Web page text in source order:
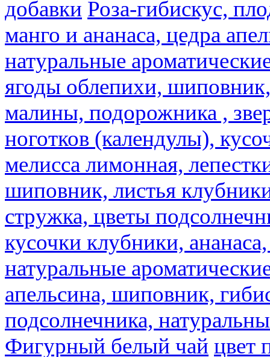
добавки Роза-гибискус,
манго и ананаса, цедра
натуральные
ягоды облепихи,
малины, подорожника ,
ноготков (календулы),
мелисса лимонная,
шиповник, листья
стружка, цветы
кусочки клубники,
натуральные
апельсина, шиповник,
подсолнечника,
Фигурный белый чай цвет